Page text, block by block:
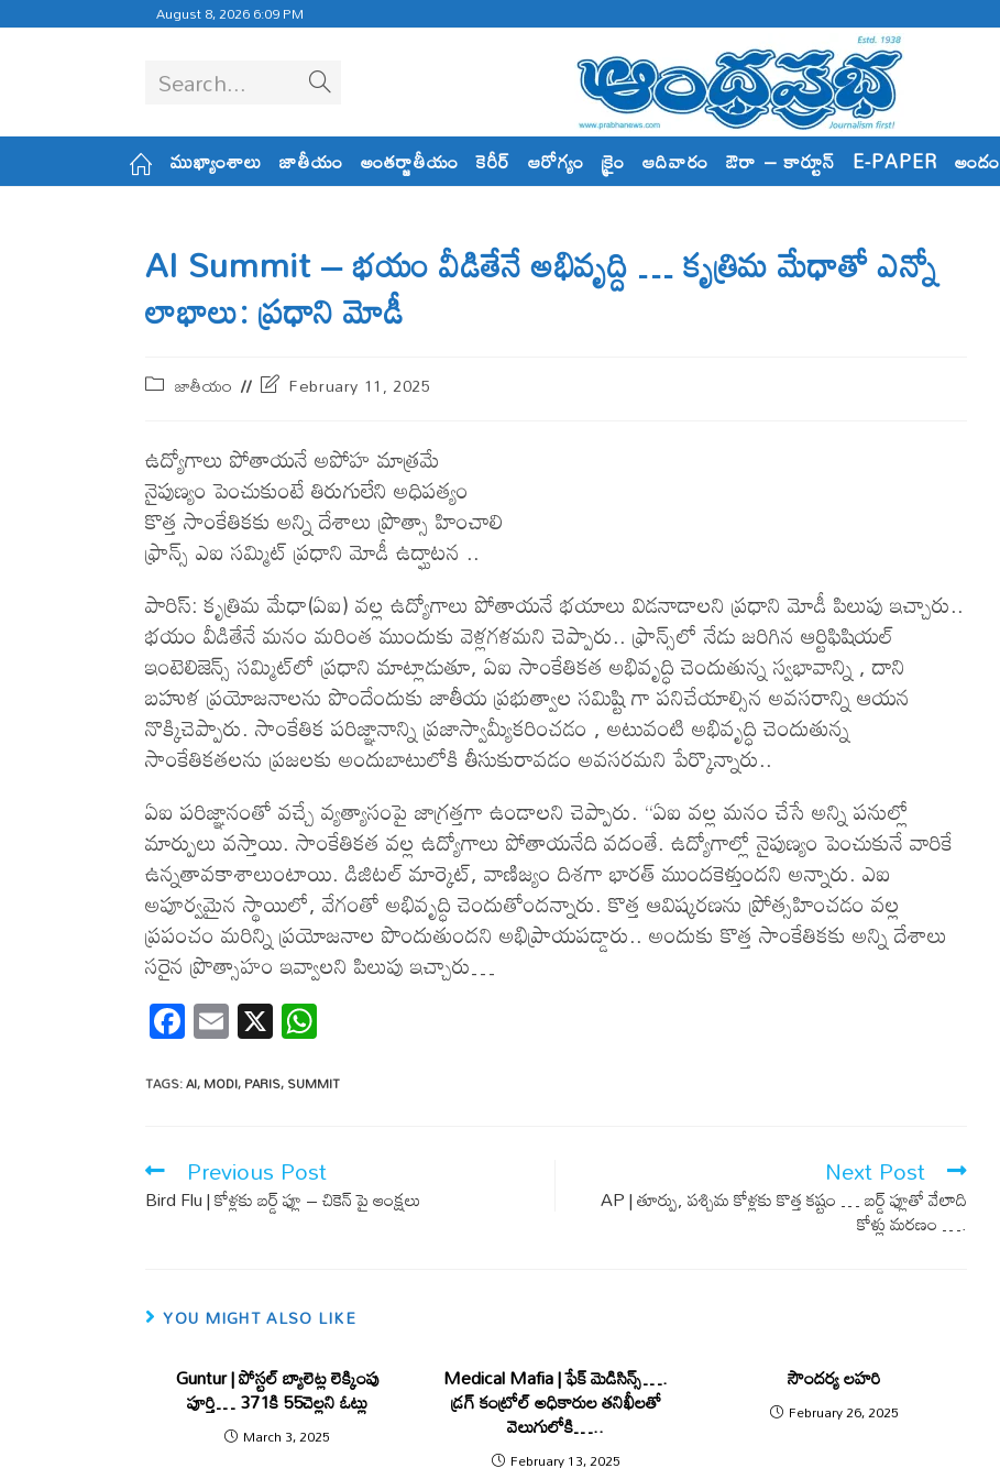
August 8, 2026 6:09 PM
Search...
ముఖ్యాంశాలు జాతీయం అంతర్జాతీయం కెరీర్ ఆరోగ్యం క్రైం ఆదివారం ఔరా – కార్టూన్ E-PAPER అందం
AI Summit – భ‌యం వీడితేనే అభివృద్ది … కృత్రిమ మేధాతో ఎన్నో
లాభాలు: ప్రధాని మోడీ
జాతీయం February 11, 2025
ఉద్యోగాలు పోతాయ‌నే అపోహ మాత్ర‌మే
నైపుణ్యం పెంచుకుంటే తిరుగులేని అధిప‌త్యం
కొత్త సాంకేతికకు అన్ని దేశాలు ప్రొత్సా హించాలి
ఫ్రాన్స్ ఎఐ సమ్మిట్ ప్రధాని మోడీ ఉద్ఘాటన ..
పారిస్: కృత్రిమ మేధా(ఏఐ) వ‌ల్ల ఉద్యోగాలు పోతాయ‌నే భ‌యాలు విడ‌నాడాల‌ని ప్రధాని మోడీ పిలుపు ఇచ్చారు..
భ‌యం వీడితేనే మ‌నం మరింత ముందుకు వెళ్ల‌గ‌ళ‌మ‌ని చెప్పారు.. ఫ్రాన్స్‌లో నేడు జరిగిన ఆర్టిఫిషియల్
ఇంటెలిజెన్స్ సమ్మిట్‌లో ప్రధాని మాట్లాడుతూ, ఏఐ సాంకేతికత అభివృద్ధి చెందుతున్న స్వభావాన్ని , దాని
బహుళ ప్రయోజనాలను పొందేందుకు జాతీయ ప్రభుత్వాల సమిష్టి గా ప‌నిచేయాల్సిన అవ‌స‌రాన్ని ఆయ‌న
నొక్కిచెప్పారు. సాంకేతిక పరిజ్ఞానాన్ని ప్రజాస్వామ్యీకరించడం , అటువంటి అభివృద్ధి చెందుతున్న
సాంకేతికతలను ప్రజలకు అందుబాటులోకి తీసుకురావ‌డం అవ‌స‌ర‌మ‌ని పేర్కొన్నారు..
ఏఐ పరిజ్ఞానంతో వచ్చే వ్యత్యాసంపై జాగ్రత్తగా ఉండాలని చెప్పారు. “ఏఐ వల్ల మనం చేసే అన్ని పనుల్లో
మార్పులు వస్తాయి. సాంకేతికత వల్ల ఉద్యోగాలు పోతాయనేది వదంతే. ఉద్యోగాల్లో నైపుణ్యం పెంచుకునే వారికే
ఉన్నతావకాశాలుంటాయి. డిజిటల్ మార్కెట్, వాణిజ్యం దిశగా భారత్ ముందకెళ్తుందని అన్నారు. ఎఐ
అపూర్వమైన స్థాయిలో, వేగంతో అభివృద్ధి చెందుతోందన్నారు. కొత్త ఆవిష్కరణను ప్రోత్సహించడం వల్ల
ప్రపంచం మరిన్ని ప్రయోజనాల పొందుతుందని అభిప్రాయపడ్డారు.. అందుకు కొత్త సాంకేతికకు అన్ని దేశాలు
సరైన ప్రొత్సాహం ఇవ్వాలని పిలుపు ఇచ్చారు…
F
ac
e
o
o
E
m
ail
X
at
A
p
TAGS:AI,MODI,PARIS,SUMMIT
Previous Post
Bird Flu | కోళ్ల‌కు బ‌ర్డ్ ఫ్లూ – చికెన్ పై ఆంక్ష‌లు
Next Post
AP | తూర్పు, ప‌శ్చిమ కోళ్ల‌కు కొత్త క‌ష్టం … బర్డ్ ఫ్లూతో వేలాది
కోళ్లు మరణం ….
YOU MIGHT ALSO LIKE
Guntur | పోస్టల్ బ్యాలెట్ల లెక్కింపు
పూర్తి… 371కి 55చెల్లని ఓట్లు
March 3, 2025
Medical Mafia | ఫేక్ మెడిసిన్స్‌….
డ్ర‌గ్ కంట్రోల్ అధికారుల తనిఖీలతో
వెలుగులోకి…..
February 13, 2025
సౌందర్య లహరి
February 26, 2025